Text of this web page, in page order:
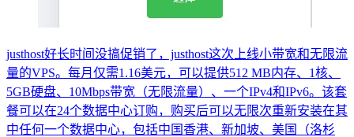
justhost好长时间没搞促销了，justhost这次上线小带宽和无限流
量的VPS。每月仅需1.16美元，可以提供512 MB内存、1核、
5GB硬盘、10Mbps带宽（无限流量）、一个IPv4和IPv6。该套
餐可以在24个数据中心订购，购买后可以无限次重新安装在其
中任何一个数据中心，包括中国香港、新加坡、美国（洛杉